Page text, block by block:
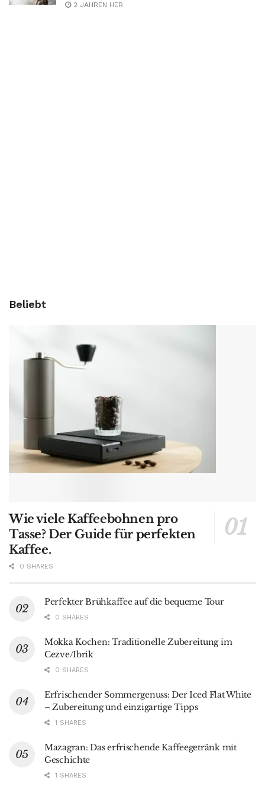
2 JAHREN HER
Beliebt
Wie viele Kaffeebohnen pro
Tasse? Der Guide für perfekten
Kaffee.
0 SHARES
Perfekter Brühkaffee auf die bequeme Tour
0 SHARES
Mokka Kochen: Traditionelle Zubereitung im
Cezve/Ibrik
0 SHARES
Erfrischender Sommergenuss: Der Iced Flat White
– Zubereitung und einzigartige Tipps
1 SHARES
Mazagran: Das erfrischende Kaffeegetränk mit
Geschichte
1 SHARES